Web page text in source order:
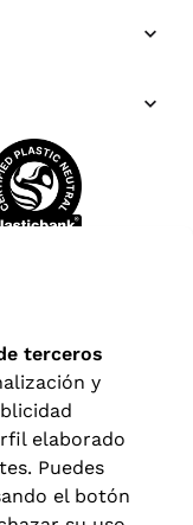
terceros
y
elaborado
Puedes
el botón